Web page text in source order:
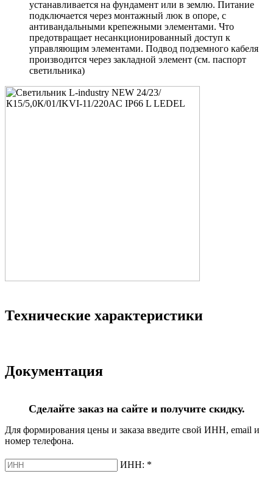
устанавливается на фундамент или в землю. Питание
подключается через монтажный люк в опоре, с
антивандальными крепежными элементами. Что
предотвращает несанкционированный доступ к
управляющим элементами. Подвод подземного кабеля
производится через закладной элемент (см. паспорт
светильника)
Технические характеристики
Документация
Сделайте заказ на сайте и получите скидку.
Для формирования цены и заказа введите свой ИНН, email и
номер телефона.
ИНН: *